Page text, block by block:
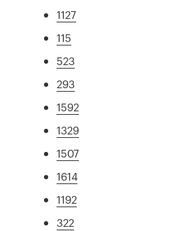
1127
115
523
293
1592
1329
1507
1614
1192
322